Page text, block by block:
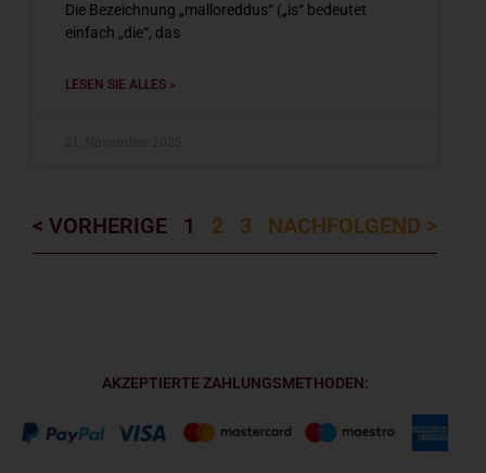
Die Bezeichnung „malloreddus“ („is“ bedeutet
einfach „die“, das
LESEN SIE ALLES »
< VORHERIGE 1 2 3 NACHFOLGEND >
AKZEPTIERTE ZAHLUNGSMETHODEN: